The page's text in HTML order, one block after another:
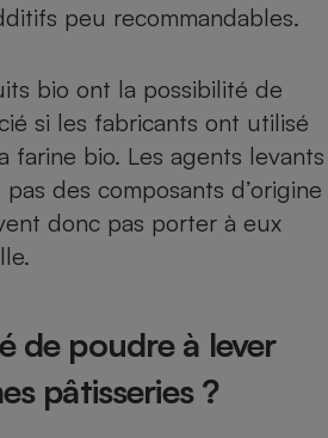
peu recommandables.
bio ont la possibilité de
si les fabricants ont utilisé
farine bio. Les agents levants
des composants d’origine
donc pas porter à eux
de poudre à lever
pâtisseries ?